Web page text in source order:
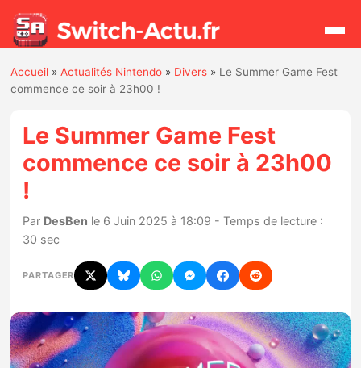
Actualités
Hardware
Mises à jour
Chiffres de ventes
Rumeurs
Accueil »Actualités Nintendo » Divers » Le Summer Game Fest
commence ce soir à 23h00 !
Le Summer Game Fest
commence ce soir à 23h00
!
Par DesBen le 6 Juin 2025 à 18:09 - Temps de lecture :
30 sec
PARTAGER